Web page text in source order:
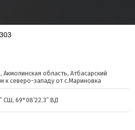
303
Акмолинская область, Атбасарский
к северо-западу от с.Мариновка
СШ, 69°08′22.3″ ВД